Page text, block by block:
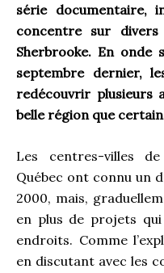
série documentaire,
concentre sur
Sherbrooke. En onde
septembre dernier,
redécouvrir plusieurs
belle région que
Les centres-villes
Québec ont connu un
2000, mais,
en plus de projets
endroits. Comme
en discutant avec les